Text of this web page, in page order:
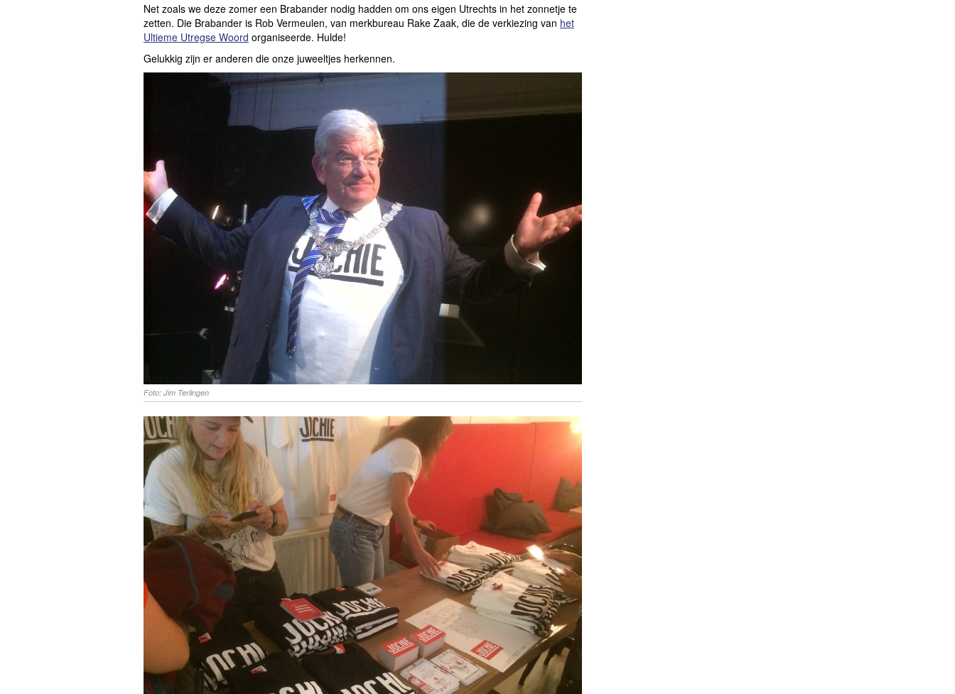
Net zoals we deze zomer een Brabander nodig hadden om ons eigen Utrechts in het zonnetje te
zetten. Die Brabander is Rob Vermeulen, van merkbureau Rake Zaak, die de verkiezing van het
Ultieme Utregse Woord organiseerde. Hulde!
Gelukkig zijn er anderen die onze juweeltjes herkennen.
Foto: Jim Terlingen